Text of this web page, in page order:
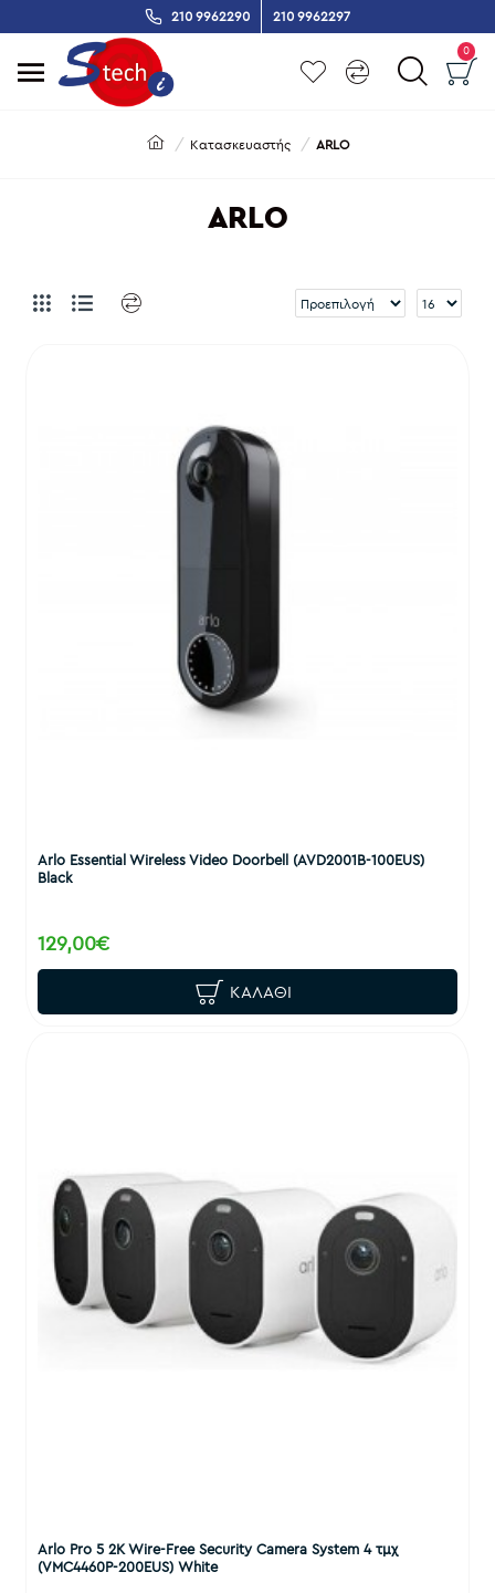
210 9962290 210 9962297
0
Κατασκευαστής ARLO
ARLO
Arlo Essential Wireless Video Doorbell (AVD2001B-100EUS)
Black
129,00€
ΚΑΛΆΘΙ
Arlo Pro 5 2K Wire-Free Security Camera System 4 τμχ
(VMC4460P-200EUS) White